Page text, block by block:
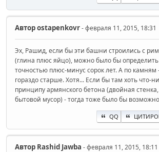
Авторostapenkovr- февраля 11, 2015, 18:31
Эх, Рашид, если бы эти башни строились с
(глина плюс яйцо), можно было бы определить
точностью плюс-минус сорок лет. А по
гораздо старше. Хотя... Если бы там хоть что-
принципу армянского бетона (двойная
бытовой мусор) - тогда тоже было бы
QQ
Автор Rashid Jawba - февраля 11, 2015, 18:11